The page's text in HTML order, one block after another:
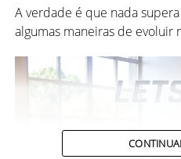
Quando o tempo passa, é
coisas que ganhou, mas
memorável sendo feliz em
Una o útil com o agradável e
realmente aproveitando o
A verdade é que nada
algumas maneiras de evoluir